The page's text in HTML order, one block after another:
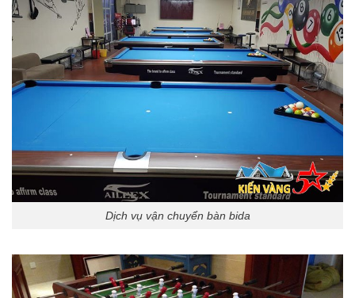
Dịch vụ vận chuyển bàn bida